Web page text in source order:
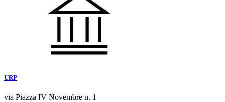
URP
via Piazza IV Novembre n. 1